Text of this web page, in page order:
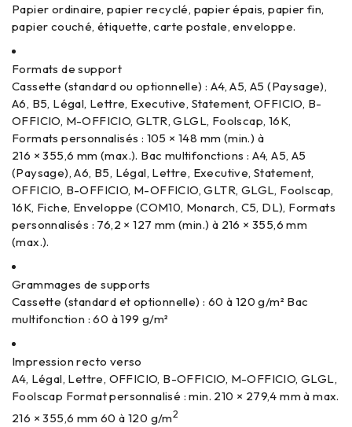
Papier ordinaire, papier recyclé, papier épais, papier fin,
papier couché, étiquette, carte postale, enveloppe.
Formats de support
Cassette (standard ou optionnelle) : A4, A5, A5 (Paysage),
A6, B5, Légal, Lettre, Executive, Statement, OFFICIO, B-
OFFICIO, M-OFFICIO, GLTR, GLGL, Foolscap, 16K,
Formats personnalisés : 105 × 148 mm (min.) à
216 × 355,6 mm (max.). Bac multifonctions : A4, A5, A5
(Paysage), A6, B5, Légal, Lettre, Executive, Statement,
OFFICIO, B-OFFICIO, M-OFFICIO, GLTR, GLGL, Foolscap,
16K, Fiche, Enveloppe (COM10, Monarch, C5, DL), Formats
personnalisés : 76,2 × 127 mm (min.) à 216 × 355,6 mm
(max.).
Grammages de supports
Cassette (standard et optionnelle) : 60 à 120 g/m² Bac
multifonction : 60 à 199 g/m²
Impression recto verso
A4, Légal, Lettre, OFFICIO, B-OFFICIO, M-OFFICIO, GLGL,
Foolscap Format personnalisé : min. 210 × 279,4 mm à max.
216 × 355,6 mm 60 à 120 g/m2